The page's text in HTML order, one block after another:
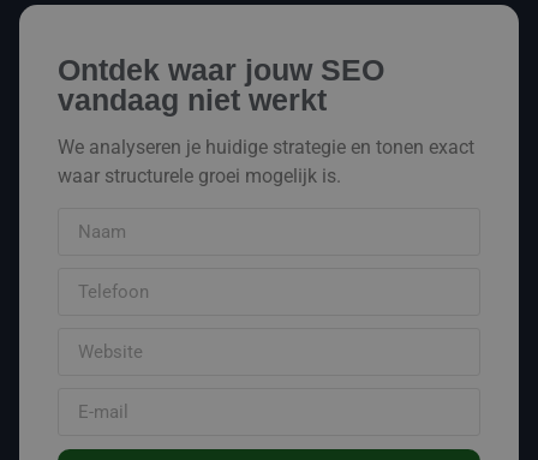
Ontdek waar jouw SEO
vandaag niet werkt
We analyseren je huidige strategie en tonen exact
waar structurele groei mogelijk is.